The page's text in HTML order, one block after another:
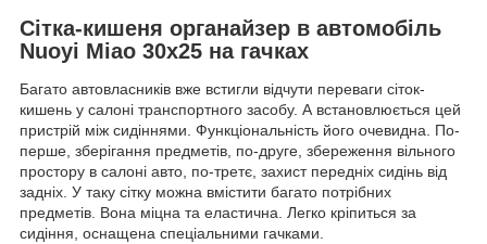
Сітка-кишеня органайзер в автомобіль
Nuoyi Miao 30х25 на гачках
Багато автовласників вже встигли відчути переваги сіток-
кишень у салоні транспортного засобу. А встановлюється цей
пристрій між сидіннями. Функціональність його очевидна. По-
перше, зберігання предметів, по-друге, збереження вільного
простору в салоні авто, по-третє, захист передніх сидінь від
задніх. У таку сітку можна вмістити багато потрібних
предметів. Вона міцна та еластична. Легко кріпиться за
сидіння, оснащена спеціальними гачками.